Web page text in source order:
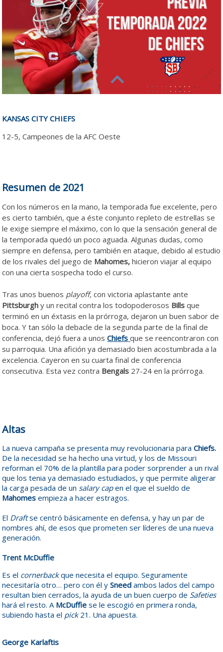
KANSAS CITY CHIEFS
12-5, Campeones de la AFC Oeste
Resumen de 2021
Con los números en la mano, la temporada fue excelente, pero
es cierto también, que a éste conjunto repleto de estrellas se
le exige siempre el máximo, con lo que la sensación general de
la temporada quedó un poco aguada. Algunas dudas, como
siempre en defensa, pero también en ataque, debido al estudio
de los rivales del juego de Mahomes, hicieron viajar al equipo
con una cierta sospecha todo el curso.
Tras unos buenos playoff, con victoria aplastante ante
Pittsburgh y un recital contra los todopoderosos Bills que
terminó en un éxtasis en la prórroga, dejaron un buen sabor de
boca. Y tan sólo la debacle de la segunda parte de la final de
conferencia, dejó fuera a unosChiefs que se reencontraron con
su parroquia. Una afición ya demasiado bien acostumbrada a la
excelencia.Cayeron en su cuarta final de conferencia
consecutiva. Esta vez contra Bengals 27-24 en la prórroga.
Altas
La nueva campaña se presenta muy revolucionaria paraChiefs.
De la necesidad se ha hecho una virtud, y los de Missouri
reforman el 70% de la plantilla para poder sorprender a un rival
que los tenia ya demasiado estudiados, y que permite aligerar
la carga pesada de un salary capen el que el sueldo de
Mahomes empieza a hacer estragos.
El Draftse centró básicamente en defensa, y hay un par de
nombres ahí, de esos que prometen ser líderes de una nueva
generación.
Trent McDuffie
Es el cornerbackque necesita el equipo. Seguramente
necesitaría otro… pero con él ySneed ambos lados del campo
resultan bien cerrados, la ayuda de un buen cuerpo de Safeties
hará el resto. A McDuffie se le escogió en primera ronda,
subiendo hasta el pick21. Una apuesta.
George Karlaftis